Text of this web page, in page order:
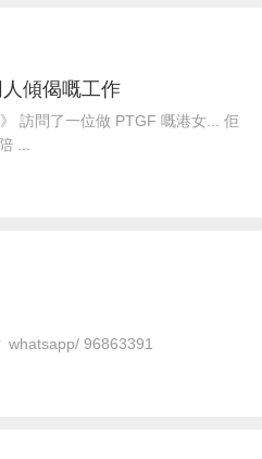
傾偈嘅工作
訪問了一位做 PTGF 嘅港女... 佢
...
whatsapp/ 96863391